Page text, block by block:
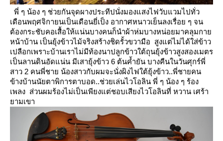
พี่ ๆ น้อง ๆ ช่วยกันจุดผางประทีปนั่งมองแสงไฟวับแวมไปทั่ว
เดือนพฤศจิกายนเป็นเดือนยี่เป็ง อากาศหนาวเย็นลงเรื่อย ๆ จน
ต้องกระชับคอเสื้อให้แน่นบางคนก็นำผ้าห่มบางหน่อยมาคลุมกา
หน้าบ้าน เป็นยุ้งข้าวไม้จริงสร้างชิดรั้วขวามือ สูงแต่ไม่ได้ใส่ข้าว
เปลือกเพราะบ้านเราไม่มีท้องนาปลูกข้าวใต้ถุนยุ้งข้าวสูงสองเมตร
เป็นลานดินอัดแน่น มีเสายุ้งข้าว 6 ต้นค้ำยัน บางคืนในวันศุกร์พี่
สาว 2 คนพี่ชาย น้องสาวกับผมจะนั่งผิงไฟใต้ยุ้งข้าว..พี่ชายคน
ข้างบ้านนัยตาพิการตาบอด..ช่วยเล่นไวโอลิน พี่ ๆ น้อง ๆ ร้อง
เพลง ส่วนผมร้องไม่เป็นเพียงแต่ชอบเสียงไวโอลินที่ หวาน เศร้า
ามเขา